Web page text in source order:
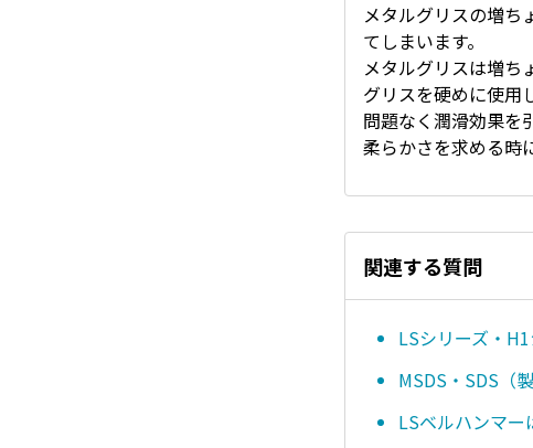
メタルグリスの増ち
てしまいます。
メタルグリスは増ち
グリスを硬めに使用
問題なく潤滑効果を
柔らかさを求める時
関連する質問
LSシリーズ・
MSDS・SDS（
LSベルハンマー